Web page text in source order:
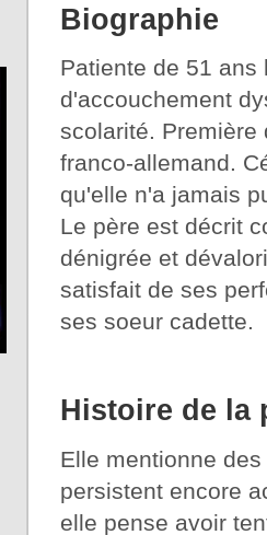
Biographie
Patiente de 51
d'accouchement
scolarité. Première
franco-allemand.
qu'elle n'a jamais
Le père est décrit
dénigrée et
satisfait de ses
ses soeur cadette.
Histoire de la
Elle mentionne
persistent encore
elle pense avoir